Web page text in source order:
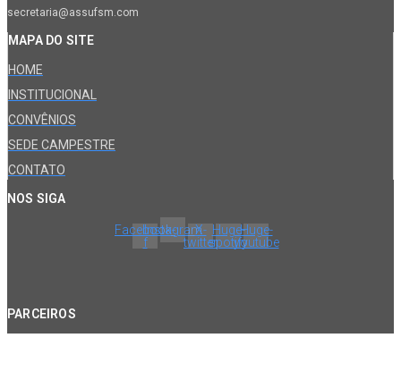
secretaria@assufsm.com
MAPA DO SITE
HOME
INSTITUCIONAL
CONVÊNIOS
SEDE CAMPESTRE
CONTATO
NOS SIGA
Facebook-
f
InstagramX-
twitter
Huge-
spotify
Huge-
youtube
PARCEIROS